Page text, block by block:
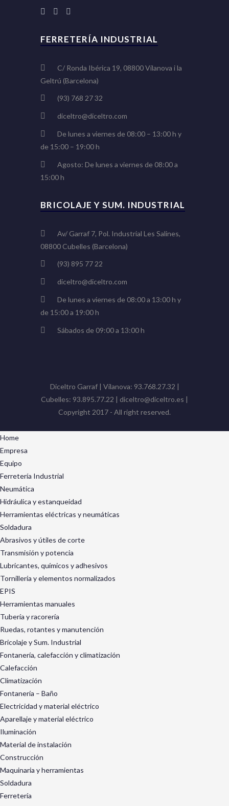
FERRETERÍA INDUSTRIAL
C/ Ronda Ibérica 19, 08800 Vilanova i la
Geltrú (Barcelona)
(93) 768 27 32
diceltro@diceltro.com
De lunes a viernes de 08:00 – 13:00 h y
de 15:00 – 19:00 h
Agosto: De lunes a viernes de 08:00 a
15:00 h
BRICOLAJE Y SUM. INDUSTRIAL
Av/ Garraf 7, Pol. Industrial Les Salines,
08800 Cubelles (Barcelona)
(93) 895 77 22
diceltro@diceltro.com
De lunes a viernes de 08:00 a 13:00 h y
de 15:00 a 19:00 h
Sábados de 09:00 a 13:00 h
Diceltro Garraf | Vilanova: 93.768.27.32 |
Cubelles: 93.895.77.22 | diceltro@diceltro.es |
Copyright 2017 - All right reserved.
Home
Empresa
Equipo
Ferretería Industrial
Neumática
Hidráulica y estanqueidad
Herramientas eléctricas y neumáticas
Soldadura
Abrasivos y útiles de corte
Transmisión y potencia
Lubricantes, químicos y adhesivos
Tornillería y elementos normalizados
EPIS
Herramientas manuales
Tubería y racorería
Ruedas, rotantes y manutención
Bricolaje y Sum. Industrial
Fontanería, calefacción y climatización
Calefacción
Climatización
Fontanería – Baño
Electricidad y material eléctrico
Aparellaje y material eléctrico
Iluminación
Material de instalación
Construcción
Maquinaria y herramientas
Soldadura
Ferretería